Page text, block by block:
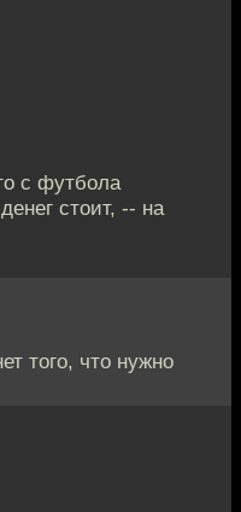
с футбола
стоит, -- на
того, что нужно